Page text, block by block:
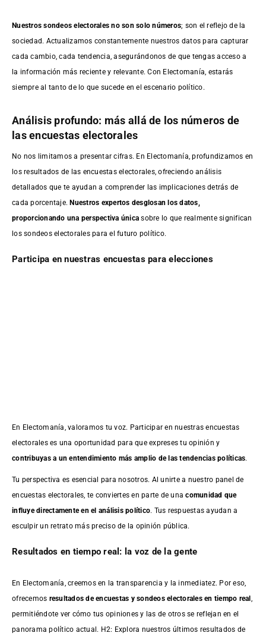
Nuestros sondeos electorales no son solo números; son el reflejo de la
sociedad. Actualizamos constantemente nuestros datos para capturar
cada cambio, cada tendencia, asegurándonos de que tengas acceso a
la información más reciente y relevante. Con Electomanía, estarás
siempre al tanto de lo que sucede en el escenario político.
Análisis profundo: más allá de los números de
las encuestas electorales
No nos limitamos a presentar cifras. En Electomanía, profundizamos en
los resultados de las encuestas electorales, ofreciendo análisis
detallados que te ayudan a comprender las implicaciones detrás de
cada porcentaje.Nuestros expertos desglosan los datos,
proporcionando una perspectiva única sobre lo que realmente significan
los sondeos electorales para el futuro político.
Participa en nuestras encuestas para elecciones
En Electomanía, valoramos tu voz. Participar en nuestras encuestas
electorales es una oportunidad para que expreses tu opinión y
contribuyas a un entendimiento más amplio de las tendencias políticas.
Tu perspectiva es esencial para nosotros. Al unirte a nuestro panel de
encuestas electorales, te conviertes en parte de unacomunidad que
influye directamente en el análisis político. Tus respuestas ayudan a
esculpir un retrato más preciso de la opinión pública.
Resultados en tiempo real: la voz de la gente
En Electomanía, creemos en la transparencia y la inmediatez. Por eso,
ofrecemos resultados deencuestas y sondeos electorales en tiempo real
permitiéndote ver cómo tus opiniones y las de otros se reflejan en el
panorama político actual. H2: Explora nuestros últimos resultados de